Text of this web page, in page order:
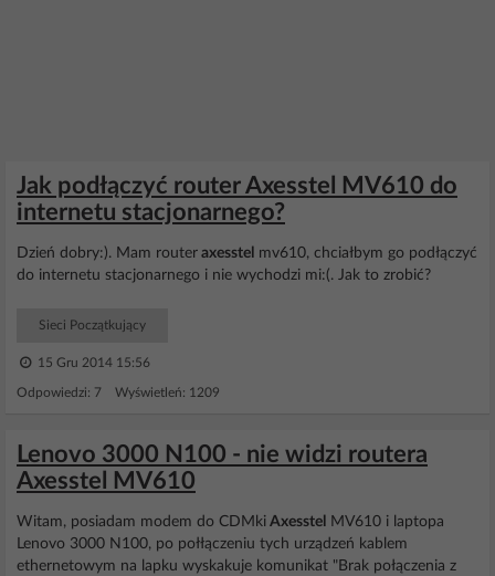
Jak podłączyć router Axesstel MV610 do
internetu stacjonarnego?
Dzień dobry:). Mam router axesstel mv610, chciałbym go podłączyć
do internetu stacjonarnego i nie wychodzi mi:(. Jak to zrobić?
Sieci Początkujący
15 Gru 2014 15:56
Odpowiedzi: 7 Wyświetleń: 1209
Lenovo 3000 N100 - nie widzi routera
Axesstel MV610
Witam, posiadam modem do CDMki Axesstel
MV610 i laptopa
Lenovo 3000 N100, po połłączeniu tych urządzeń kablem
ethernetowym na lapku wyskakuje komunikat "Brak połączenia z